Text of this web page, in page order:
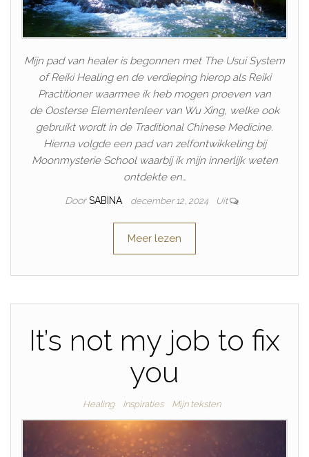
Mijn pad van healer is begonnen met The Usui System
of Reiki Healing en de verdieping hierop als Reiki
Practitioner waarmee ik heb mogen proeven van
de Oosterse Elementenleer van Wu Xing, welke ook
gebruikt wordt in de Traditional Chinese Medicine.
Hierna volgde een pad van zelfontwikkeling bij
Moonmysterie School waarbij ik mijn innerlijk weten
ontdekte en…
Door SABINA december 12, 2024 Uit
Meer lezen
It’s not my job to fix
you
Healing Inspiraties Mijn teksten